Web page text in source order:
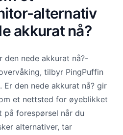
alternativ
akkurat nå?
den nede akkurat nå?-
tilbyr PingPuffin
den nede akkurat nå? gir
et nettsted for øyeblikket
på forespørsel når du
alternativer, tar